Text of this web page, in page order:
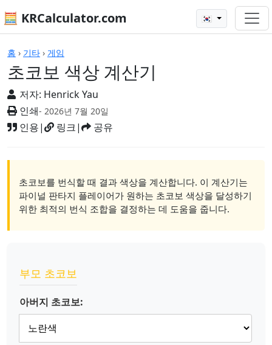
🧮 KRCalculator.com 🇰🇷
홈 › 기타 › 게임
초코보 색상 계산기
저자: Henrick Yau
인쇄- 2026년 7월 20일
인용| 링크| 공유
계산기
초코보를 번식할 때 결과 색상을 계산합니다. 이 계산기는
파이널 판타지 플레이어가 원하는 초코보 색상을 달성하기
위한 최적의 번식 조합을 결정하는 데 도움을 줍니다.
부모 초코보
아버지 초코보: